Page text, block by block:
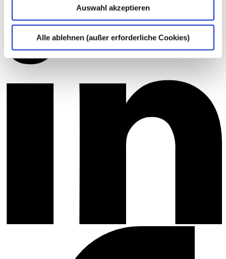
Auswahl akzeptieren
Alle ablehnen (außer erforderliche Cookies)